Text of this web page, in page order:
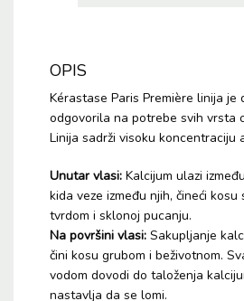
OPIS
Kérastase Paris Première linija je
odgovorila na potrebe svih vrsta
Linija sadrži visoku koncentraciju
Unutar vlasi: Kalcijum ulazi
kida veze između njih, čineći kosu
tvrdom i sklonoj pucanju.
Na površini vlasi: Sakupljanje
čini kosu grubom i beživotnom.
vodom dovodi do taloženja
nastavlja da se lomi.